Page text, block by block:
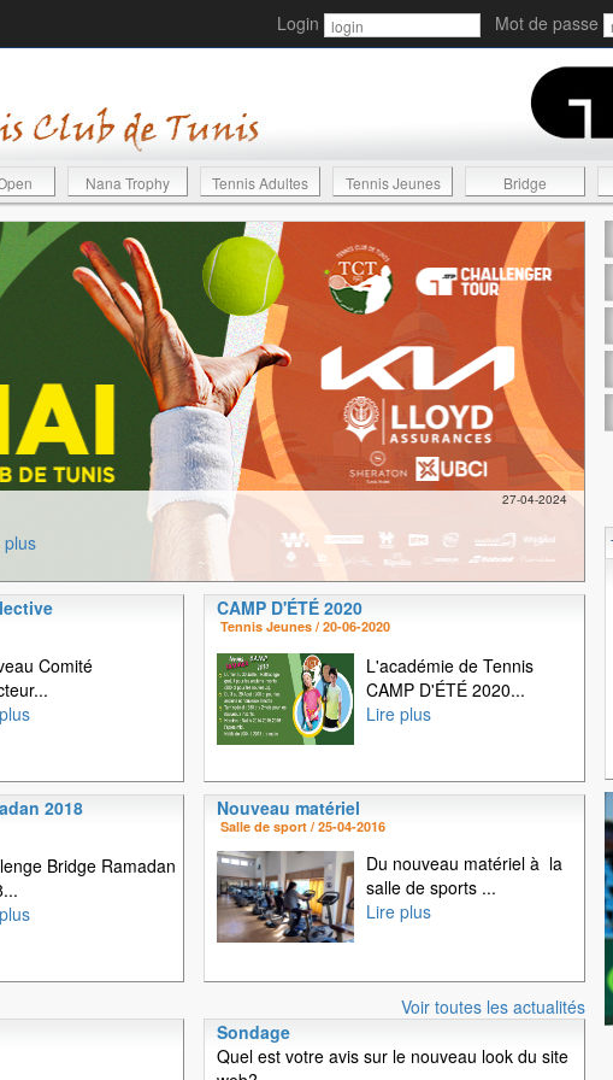
Login Mot de passe
Nana Trophy Tennis Adultes Tennis Jeunes Bridge
27-04-2024
plus
Comité
CAMP D'ÉTÉ 2020
Tennis Jeunes / 20-06-2020
L'académie de Tennis
CAMP D'ÉTÉ 2020...
Lire plus
2018
Bridge Ramadan
Nouveau matériel
Salle de sport / 25-04-2016
Du nouveau matériel à la
salle de sports ...
Lire plus
Voir toutes les actualités
Sondage
Quel est votre avis sur le nouveau look du site